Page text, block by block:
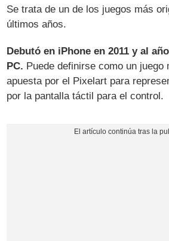
Se trata de un de los juegos más
últimos años.
Debutó en iPhone en 2011 y al
PC. Puede definirse como un juego
apuesta por el Pixelart para
por la pantalla táctil para el control.